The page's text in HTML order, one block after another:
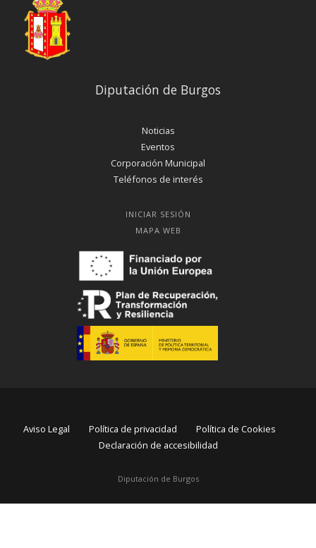
Diputación de Burgos
Noticias
Eventos
Corporación Municipal
Teléfonos de interés
INICIAR SESIÓN
MAPA WEB
Diputación de Burgos
Aviso Legal Política de privacidad
Política de Cookies
Declaración de accesibilidad